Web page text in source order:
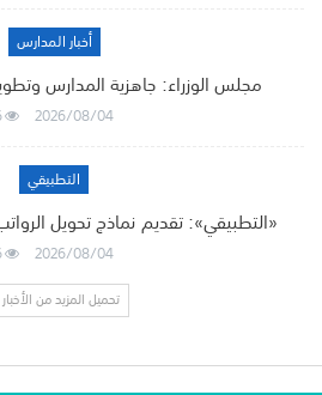
أخبار المدارس
مجلس الوزراء: جاهزية المدارس
2026/08/04
التطبيقي
«التطبيقي»: تقديم نماذج تحويل
2026/08/04
تحميل المزيد من الأخبار